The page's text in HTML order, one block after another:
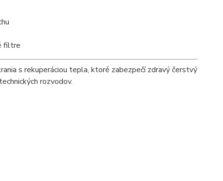
filtre
s rekuperáciou tepla, ktoré zabezpečí zdravý čerstvý
rozvodov.